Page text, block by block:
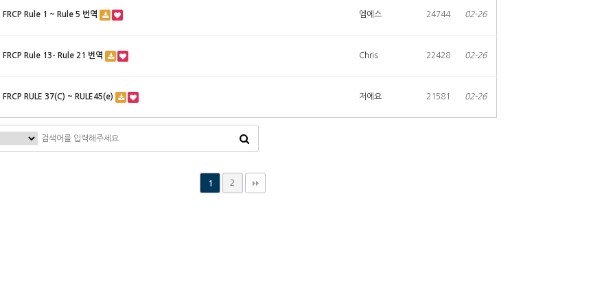
FRCP Rule 1 ~ Rule 5 번역 엠에스 24744 02-26
FRCP Rule 13- Rule 21 번역 Chris 22428 02-26
FRCP RULE 37(C) ~ RULE45(e) 저에요 21581 02-26
1 2